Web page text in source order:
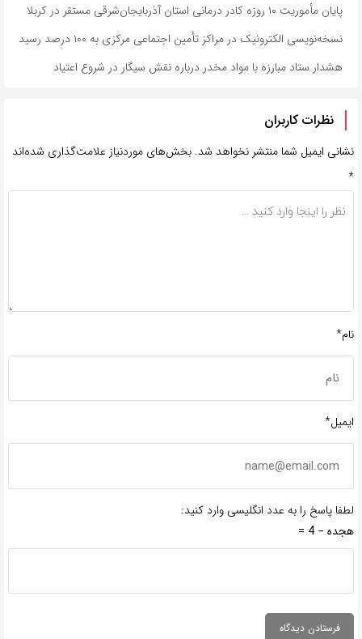
پایان مأموریت ۱۰ روزه کادر درمانی استان آذربایجان‌شرقی مستقر در کربلا
نسخه‌نویسی الکترونیک در مراکز تأمین اجتماعی مرکزی به ۱۰۰ درصد رسید
هشدار ستاد مبارزه با مواد مخدر درباره نقش سیگار در شروع اعتیاد
نظرات کاربران
نشانی ایمیل شما منتشر نخواهد شد. بخش‌های موردنیاز علامت‌گذاری شده‌اند
*
نام*
ایمیل*
لطفا پاسخ را به عدد انگلیسی وارد کنید:
هجده − 4 =